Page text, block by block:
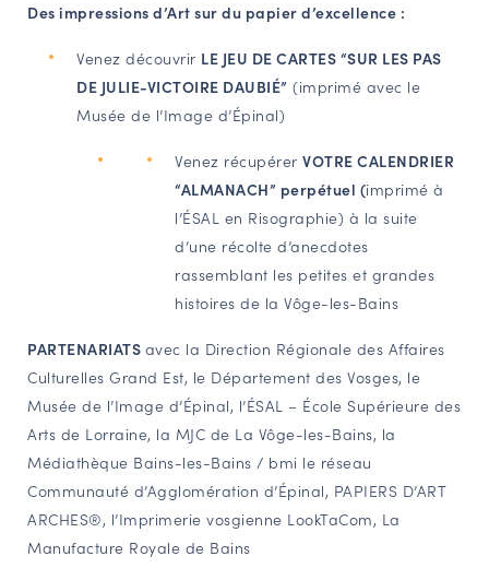
Service Inventaire et Patrimoines de la Région Grand Est
VOUS ÊTES…
Responsables de structures
Étudiants & chercheurs
Des impressions d’Art sur du papier d’excellence :
Venez découvrir LE JEU DE CARTES “SUR LES PAS
DE JULIE-VICTOIRE DAUBIÉ” (imprimé avec le
Musée de l’Image d’Épinal)
Venez récupérer VOTRE CALENDRIER
“ALMANACH” perpétuel (imprimé à
l’ÉSAL en Risographie) à la suite
d’une récolte d’anecdotes
rassemblant les petites et grandes
histoires de la Vôge-les-Bains
PARTENARIATS avec la Direction Régionale des Affaires
Culturelles Grand Est, le Département des Vosges, le
Musée de l’Image d’Épinal, l’ÉSAL – École Supérieure des
Arts de Lorraine, la MJC de La Vôge-les-Bains, la
Médiathèque Bains-les-Bains / bmi le réseau
Communauté d’Agglomération d’Épinal, PAPIERS D’ART
ARCHES®, l’Imprimerie vosgienne LookTaCom, La
Manufacture Royale de Bains